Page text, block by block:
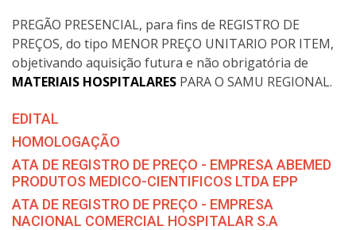
PREGÃO PRESENCIAL, para fins de REGISTRO DE
PREÇOS, do tipo MENOR PREÇO UNITARIO POR ITEM,
objetivando aquisição futura e não obrigatória de
MATERIAIS HOSPITALARES PARA O SAMU REGIONAL.
EDITAL
HOMOLOGAÇÃO
ATA DE REGISTRO DE PREÇO - EMPRESA ABEMED
PRODUTOS MEDICO-CIENTIFICOS LTDA EPP
ATA DE REGISTRO DE PREÇO - EMPRESA
NACIONAL COMERCIAL HOSPITALAR S.A